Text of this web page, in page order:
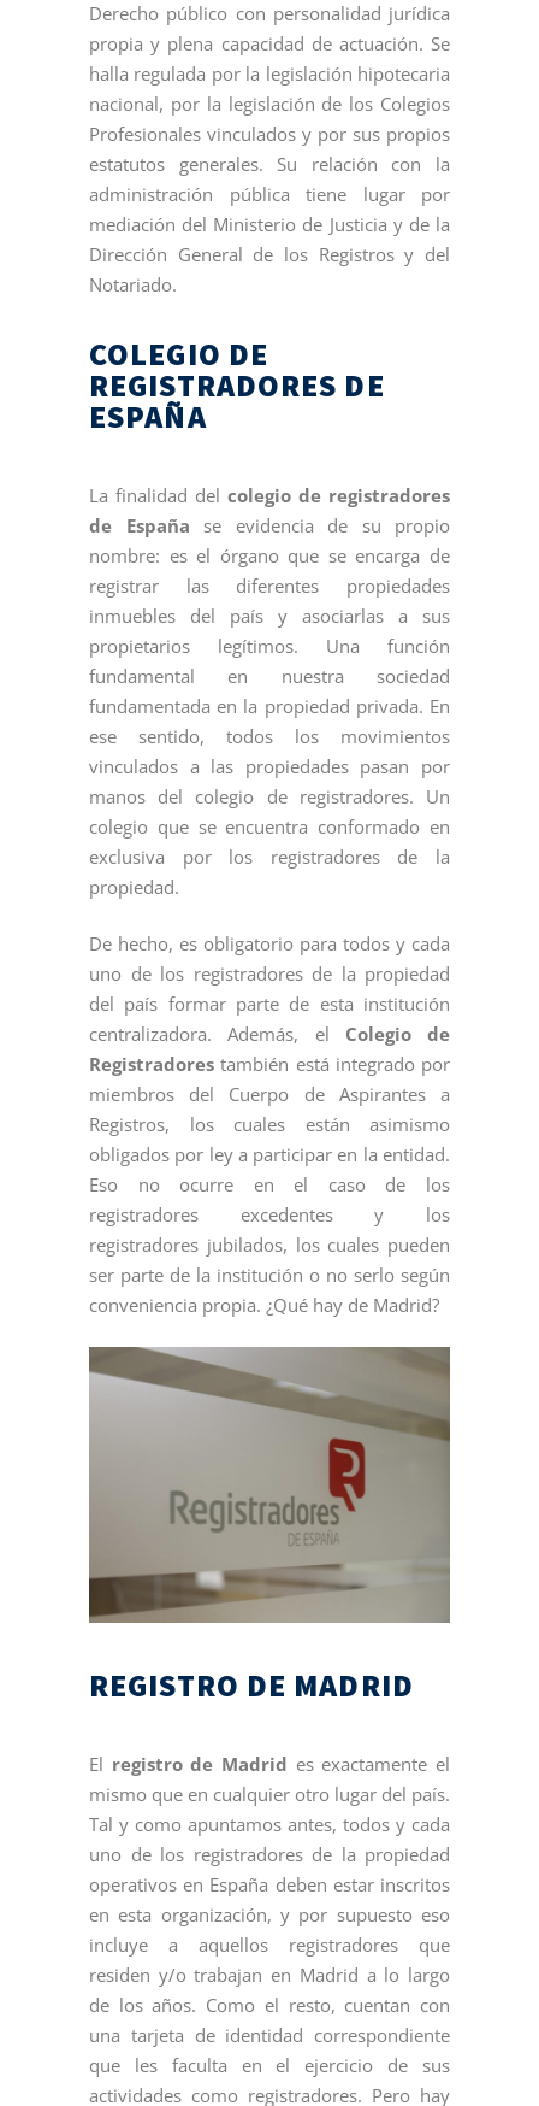
Derecho público con personalidad jurídica
propia y plena capacidad de actuación. Se
halla regulada por la legislación hipotecaria
nacional, por la legislación de los Colegios
Profesionales vinculados y por sus propios
estatutos generales. Su relación con la
administración pública tiene lugar por
mediación del Ministerio de Justicia y de la
Dirección General de los Registros y del
Notariado.
COLEGIO DE
REGISTRADORES DE
ESPAÑA
La finalidad del colegio de registradores
de España se evidencia de su propio
nombre: es el órgano que se encarga de
registrar las diferentes propiedades
inmuebles del país y asociarlas a sus
propietarios legítimos. Una función
fundamental en nuestra sociedad
fundamentada en la propiedad privada. En
ese sentido, todos los movimientos
vinculados a las propiedades pasan por
manos del colegio de registradores. Un
colegio que se encuentra conformado en
exclusiva por los registradores de la
propiedad.
De hecho, es obligatorio para todos y cada
uno de los registradores de la propiedad
del país formar parte de esta institución
centralizadora. Además, el Colegio de
Registradores también está integrado por
miembros del Cuerpo de Aspirantes a
Registros, los cuales están asimismo
obligados por ley a participar en la entidad.
Eso no ocurre en el caso de los
registradores excedentes y los
registradores jubilados, los cuales pueden
ser parte de la institución o no serlo según
conveniencia propia. ¿Qué hay de Madrid?
REGISTRO DE MADRID
El registro de Madrid es exactamente el
mismo que en cualquier otro lugar del país.
Tal y como apuntamos antes, todos y cada
uno de los registradores de la propiedad
operativos en España deben estar inscritos
en esta organización, y por supuesto eso
incluye a aquellos registradores que
residen y/o trabajan en Madrid a lo largo
de los años. Como el resto, cuentan con
una tarjeta de identidad correspondiente
que les faculta en el ejercicio de sus
actividades como registradores. Pero hay